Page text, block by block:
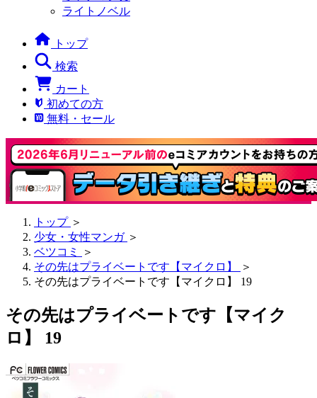
ライトノベル
トップ
検索
カート
初めての方
無料・セール
トップ ＞
少女・女性マンガ ＞
ベツコミ
＞
その先はプライベートです【マイクロ】
＞
その先はプライベートです【マイクロ】 19
その先はプライベートです【マイク
ロ】 19